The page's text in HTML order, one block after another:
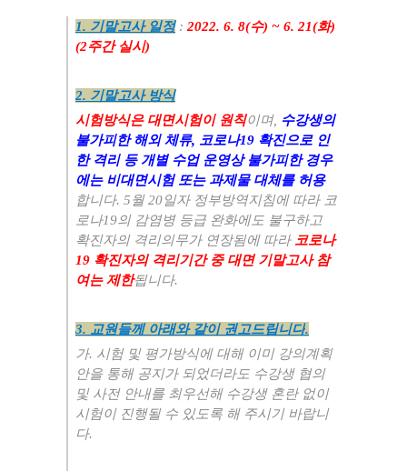
1. 기말고사 일정 :2022. 6. 8(수) ~ 6. 21(화)
(2주간 실시)
2. 기말고사 방식
시험방식은 대면시험이 원칙이며, 수강생의
불가피한 해외 체류, 코로나19 확진으로 인
한 격리 등 개별 수업 운영상 불가피한 경우
에는 비대면시험 또는 과제물 대체를 허용
합니다. 5월20일자 정부방역지침에 따라 코
로나19의 감염병 등급 완화에도 불구하고
확진자의 격리의무가 연장됨에 따라 코로나
19 확진자의 격리기간 중 대면 기말고사 참
여는 제한됩니다.
3. 교원들께 아래와 같이 권고드립니다.
가. 시험 및 평가방식에 대해 이미 강의계획
안을 통해 공지가 되었더라도 수강생 협의
및 사전 안내를 최우선해 수강생 혼란 없이
시험이 진행될 수 있도록 해 주시기 바랍니
다.